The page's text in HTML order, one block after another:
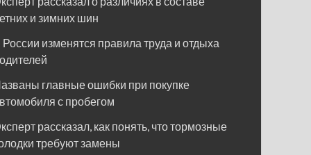
и зимних шин
России изменятся правила труда и отдыха
главные ошибки при покупке
с пробегом
рассказал, как понять, что тормозные
требуют замены